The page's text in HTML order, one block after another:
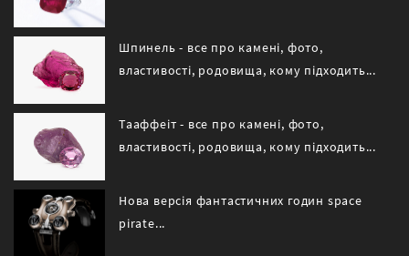
Шпинель - все про камені, фото,
властивості, родовища, кому підходить...
Тааффеіт - все про камені, фото,
властивості, родовища, кому підходить...
Нова версія фантастичних годин space
pirate...